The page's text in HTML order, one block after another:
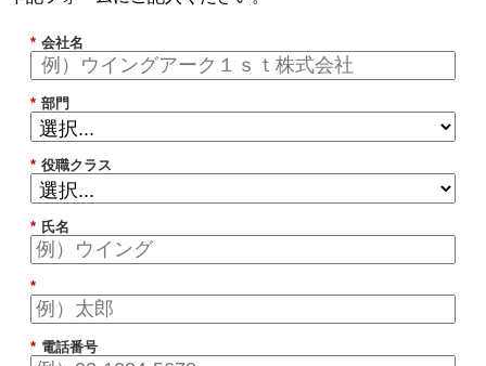
* 会社名
* 部門
* 役職クラス
* 氏名
*
* 電話番号